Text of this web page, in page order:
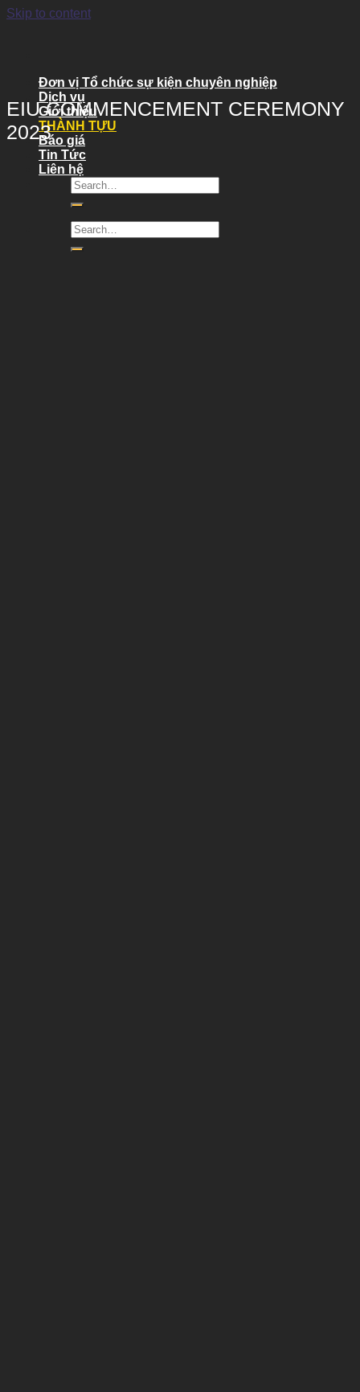
Skip to content
Đơn vị Tổ chức sự kiện chuyên nghiệp
Dịch vụ
Giới thiệu
THÀNH TỰU
Báo giá
Tin Tức
Liên hệ
EIU COMMENCEMENT CEREMONY
2023